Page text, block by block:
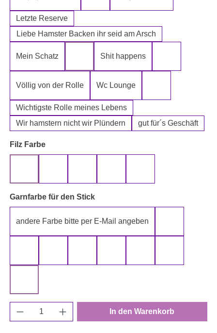
Letzte Reserve
Liebe Hamster Backen ihr seid am Arsch
Mein Schatz
Psssst Hamster Ware
Shit happens
Völlig von der Rolle Wc Lounge
Wichtigste Rolle meines Lebens
Wir hamstern nicht wir Plündern
gut für´s Geschäft
Filz Farbeauswählen
Garnfarbe für den Stickauswählen
andere Farbe bitte per E-Mail angeben
Produkt Anzahl: Gib den gewünschten
In den Warenkorb